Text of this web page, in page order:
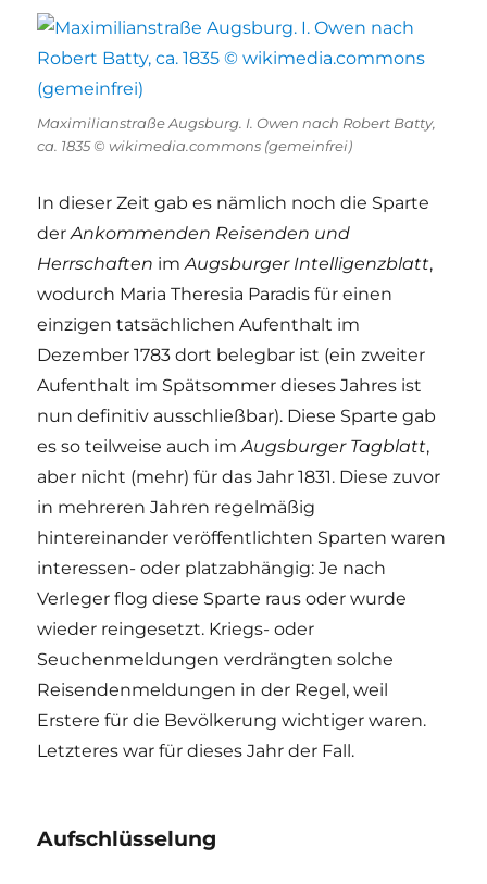
Maximilianstraße Augsburg. I. Owen nach Robert Batty,
ca. 1835 © wikimedia.commons (gemeinfrei)
In dieser Zeit gab es nämlich noch die Sparte
derAnkommenden Reisenden und
Herrschaften imAugsburger Intelligenzblatt,
wodurch Maria Theresia Paradis für einen
einzigen tatsächlichen Aufenthalt im
Dezember 1783 dort belegbar ist (ein zweiter
Aufenthalt im Spätsommer dieses Jahres ist
nun definitiv ausschließbar). Diese Sparte gab
es so teilweise auch imAugsburger Tagblatt,
aber nicht (mehr) für das Jahr 1831. Diese zuvor
in mehreren Jahren regelmäßig
hintereinander veröffentlichten Sparten waren
interessen- oder platzabhängig: Je nach
Verleger flog diese Sparte raus oder wurde
wieder reingesetzt. Kriegs- oder
Seuchenmeldungen verdrängten solche
Reisendenmeldungen in der Regel, weil
Erstere für die Bevölkerung wichtiger waren.
Letzteres war für dieses Jahr der Fall.
Aufschlüsselung